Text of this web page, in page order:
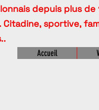
depuis plus
sportive,
Accueil